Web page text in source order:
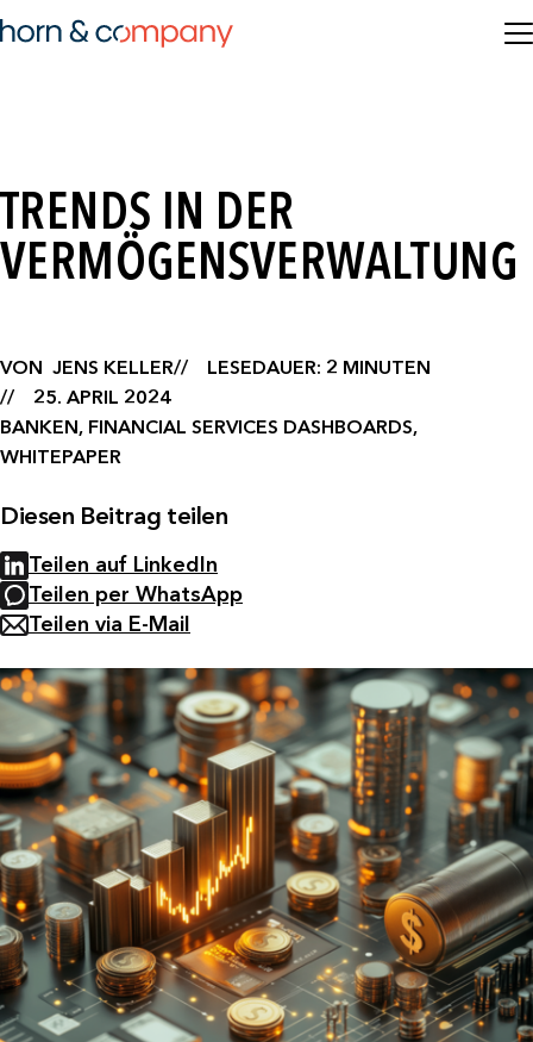
TRENDS IN DER
VERMÖGENSVERWALTUNG
VON JENS KELLER
LESEDAUER: 2 MINUTEN
25. APRIL 2024
BANKEN, FINANCIAL SERVICES DASHBOARDS,
WHITEPAPER
Diesen Beitrag teilen
Teilen auf LinkedIn
Teilen per WhatsApp
Teilen via E-Mail